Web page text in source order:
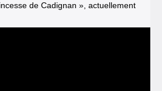
de Cadignan », actuellement